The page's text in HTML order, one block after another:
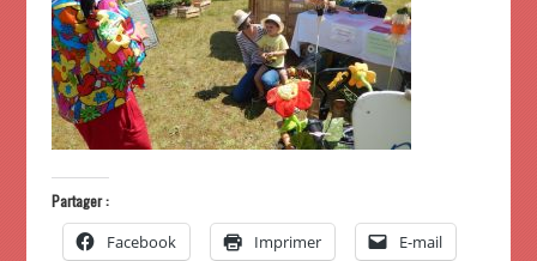
Partager :
Facebook Imprimer E-mail